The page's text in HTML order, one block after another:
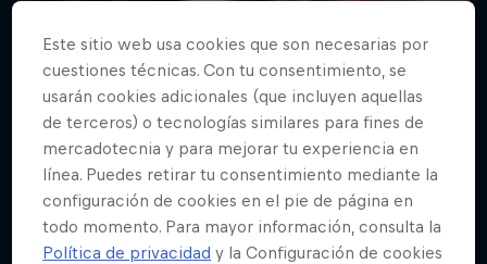
Este sitio web usa cookies que son necesarias por
cuestiones técnicas. Con tu consentimiento, se
usarán cookies adicionales (que incluyen aquellas
de terceros) o tecnologías similares para fines de
mercadotecnia y para mejorar tu experiencia en
línea. Puedes retirar tu consentimiento mediante la
configuración de cookies en el pie de página en
todo momento. Para mayor información, consulta la
Política de privacidad y la Configuración de cookies